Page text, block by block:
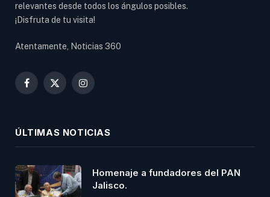
relevantes desde todos los ángulos posibles.
¡Disfruta de tu visita!
Atentamente, Noticias 360
Facebook
X
Instagram
ÚLTIMAS NOTICIAS
Homenaje a fundadores del PAN
Jalisco.